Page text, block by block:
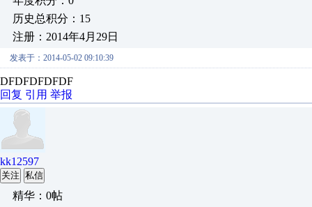
历史总积分：15
注册：2014年4月29日
发表于：2014-05-02 09:10:39
DFDFDFDFDF
回复 引用 举报
kk12597
关注 私信
精华：0帖